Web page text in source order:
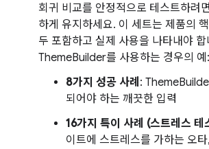
회귀 비교를 안정적으로 테스트하려
하게 유지하세요. 이 세트는 제품의
두 포함하고 실제 사용을 나타내야 합
ThemeBuilder를 사용하는 경우의 예:
8가지 성공 사례 :
되어야 하는 깨끗한 입력
16가지 특이 사례 (스트레스 테
이트에 스트레스를 가하는 오